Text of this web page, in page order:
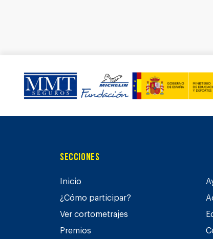
Secciones
Inicio
¿Cómo participar?
Ver cortometrajes
Premios